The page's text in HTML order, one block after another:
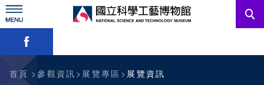
跳
到
主
要
訊息公告
參觀資訊
略過字型切換，社群分享工具列
首頁 參觀資訊 展覽專區 展覽資訊